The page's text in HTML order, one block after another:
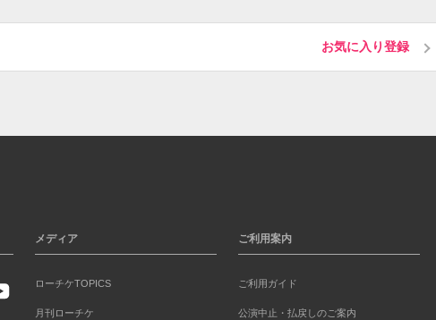
お気に入り登録
メディア
ローチケTOPICS
月刊ローチケ
ご利用案内
ご利用ガイド
公演中止・払戻しのご案内